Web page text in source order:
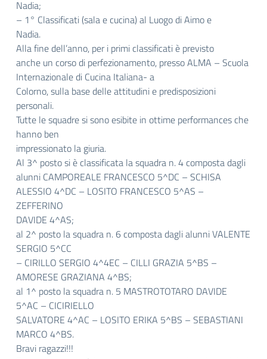
Nadia;
– 1° Classificati (sala e cucina) al Luogo di Aimo e
Nadia.
Alla fine dell’anno, per i primi classificati è previsto
anche un corso di perfezionamento, presso ALMA – Scuola
Internazionale di Cucina Italiana- a
Colorno, sulla base delle attitudini e predisposizioni
personali.
Tutte le squadre si sono esibite in ottime performances che
hanno ben
impressionato la giuria.
Al 3^ posto si è classificata la squadra n. 4 composta dagli
alunni CAMPOREALE FRANCESCO 5^DC – SCHISA
ALESSIO 4^DC – LOSITO FRANCESCO 5^AS –
ZEFFERINO
DAVIDE 4^AS;
al 2^ posto la squadra n. 6 composta dagli alunni VALENTE
SERGIO 5^CC
– CIRILLO SERGIO 4^4EC – CILLI GRAZIA 5^BS –
AMORESE GRAZIANA 4^BS;
al 1^ posto la squadra n. 5 MASTROTOTARO DAVIDE
5^AC – CICIRIELLO
SALVATORE 4^AC – LOSITO ERIKA 5^BS – SEBASTIANI
MARCO 4^BS.
Bravi ragazzi!!!